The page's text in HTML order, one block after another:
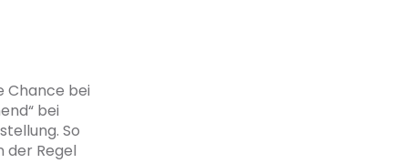
Chance bei
bei
So
der Regel